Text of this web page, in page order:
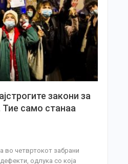
закони за
Тие само станаа
во четвртокот забрани
одлука со која